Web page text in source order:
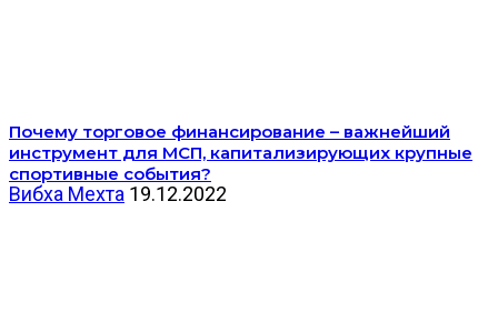
Почему торговое финансирование – важнейший
инструмент для МСП, капитализирующих крупные
спортивные события?
Вибха Мехта 19.12.2022